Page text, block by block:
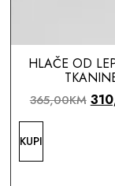
HLAČE OD
365,00KM
KUPI